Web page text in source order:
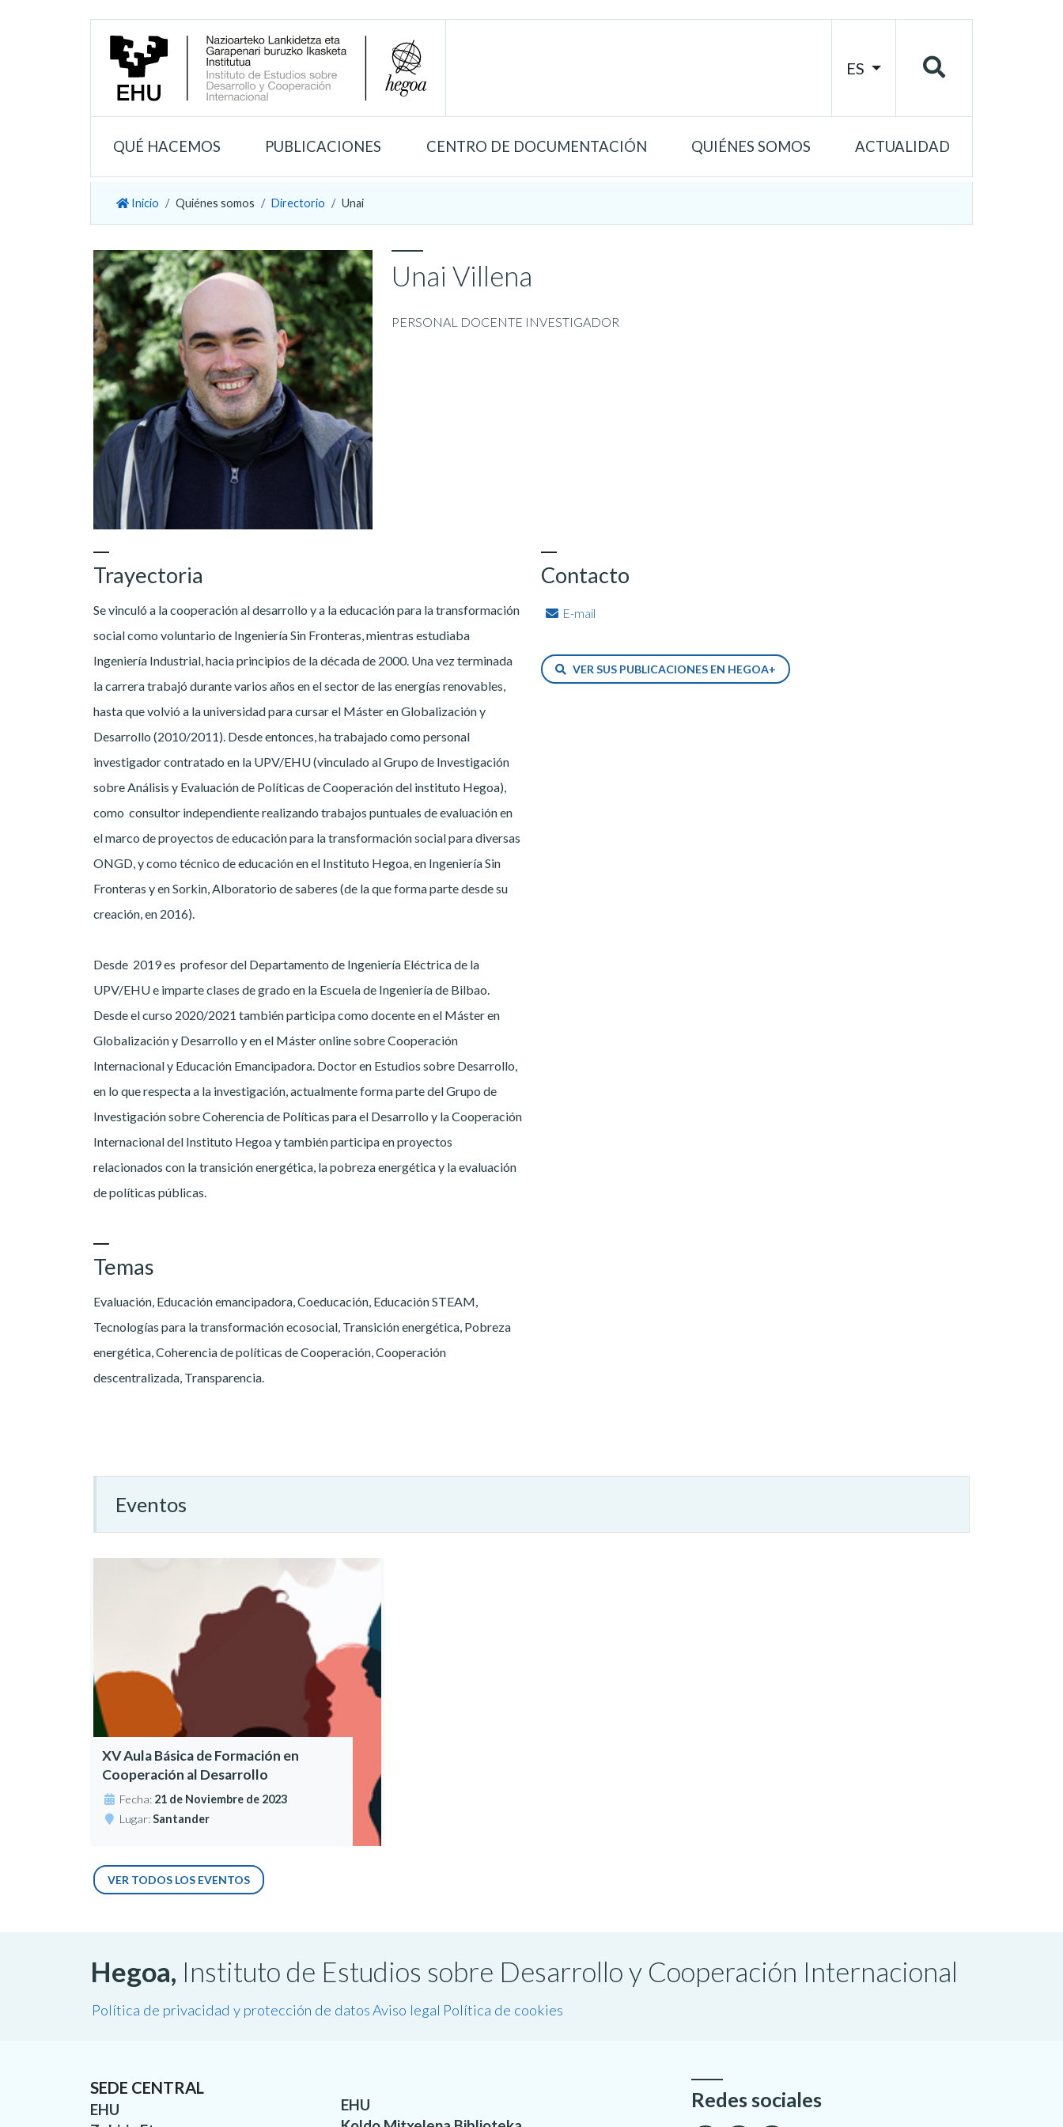
ES
QUÉ HACEMOS PUBLICACIONES CENTRO DE DOCUMENTACIÓN QUIÉNES SOMOS ACTUALIDAD
Inicio Quiénes somos Directorio Unai
Unai Villena
PERSONAL DOCENTE INVESTIGADOR
Trayectoria
Se vinculó a la cooperación al desarrollo y a la educación para la transformación
social como voluntario de Ingeniería Sin Fronteras, mientras estudiaba
Ingeniería Industrial, hacia principios de la década de 2000. Una vez terminada
la carrera trabajó durante varios años en el sector de las energías renovables,
hasta que volvió a la universidad para cursar el Máster en Globalización y
Desarrollo (2010/2011). Desde entonces, ha trabajado como personal
investigador contratado en la UPV/EHU (vinculado al Grupo de Investigación
sobre Análisis y Evaluación de Políticas de Cooperación del instituto Hegoa),
como consultor independiente realizando trabajos puntuales de evaluación en
el marco de proyectos de educación para la transformación social para diversas
ONGD, y como técnico de educación en el Instituto Hegoa, en Ingeniería Sin
Fronteras y en Sorkin, Alboratorio de saberes (de la que forma parte desde su
creación, en 2016).
Desde 2019 es profesor del Departamento de Ingeniería Eléctrica de la
UPV/EHU e imparte clases de grado en la Escuela de Ingeniería de Bilbao.
Desde el curso 2020/2021 también participa como docente en el Máster en
Globalización y Desarrollo y en el Máster online sobre Cooperación
Internacional y Educación Emancipadora. Doctor en Estudios sobre Desarrollo,
en lo que respecta a la investigación, actualmente forma parte del Grupo de
Investigación sobre Coherencia de Políticas para el Desarrollo y la Cooperación
Internacional del Instituto Hegoa y también participa en proyectos
relacionados con la transición energética, la pobreza energética y la evaluación
de políticas públicas.
Temas
Evaluación, Educación emancipadora, Coeducación, Educación STEAM,
Tecnologías para la transformación ecosocial, Transición energética, Pobreza
energética, Coherencia de políticas de Cooperación, Cooperación
descentralizada, Transparencia.
Contacto
E-mail
VER SUS PUBLICACIONES EN HEGOA+
Eventos
XV Aula Básica de Formación en
Cooperación al Desarrollo
Fecha: 21 de Noviembre de 2023
Lugar:Santander
VER TODOS LOS EVENTOS
Hegoa, Instituto de Estudios sobre Desarrollo y Cooperación Internacional
Política de privacidad y protección de datosAviso legal Política de cookies
SEDE CENTRAL
EHU
EHU
Redes sociales